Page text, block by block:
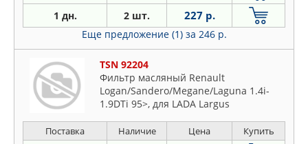
1 дн. 2 шт. 227 р.
Еще предложение (1) за 246 р.
TSN 92204
Фильтр масляный Renault
Logan/Sandero/Megane/Laguna 1.4i-
1.9DTi 95>, для LADA Largus
Поставка Наличие Цена Купить